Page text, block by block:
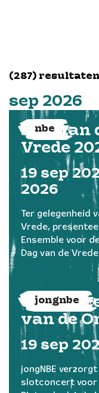
(287) resultaten
sep 2026
nbe
Dag van
Vrede
19 sep
2026
Ter gelegenheid
Vrede,
Ensemble voor
Dag van de
Vluchteling,
jongnbe
van de
19 sep
jongNBE
slotconcert voor